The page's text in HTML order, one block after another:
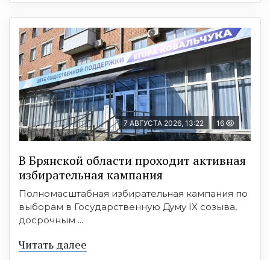
7 АВГУСТА 2026, 13:22 16
В Брянской области проходит активная
избирательная кампания
Полномасштабная избирательная кампания по
выборам в Государственную Думу IX созыва,
досрочным ...
Читать далее